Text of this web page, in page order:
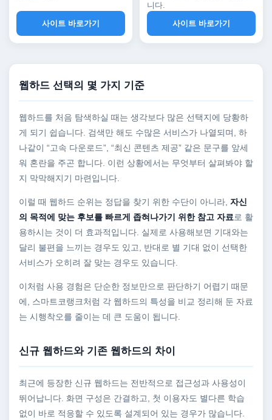
사이트 바로가기
니다.
사이트 바로가기
웹하드 선택의 몇 가지 기준
웹하드를 처음 탐색하실 때는 생각보다 많은 선택지에 당황하
게 되기 쉽습니다. 검색만 해도 수많은 서비스가 나열되며, 하
나같이 “고속 다운로드”, “최신 콘텐츠 제공” 같은 문구를 앞세
워 혼란을 주곤 합니다. 이런 상황에서는 무엇부터 살펴봐야 할
지 막막해지기 마련입니다.
이럴 때 웹하드 순위는 정답을 찾기 위한 수단이 아니라, 자신
의 목적에 맞는 후보를 빠르게 좁혀나가기 위한 참고 자료로 활
용하시는 것이 더 효과적입니다. 실제로 사용해보면 기대와는
달리 불편을 느끼는 경우도 있고, 반대로 별 기대 없이 선택한
서비스가 오히려 잘 맞는 경우도 있습니다.
이처럼 사용 경험은 단순한 정보만으로 판단하기 어렵기 때문
에, 스마트코랭크처럼 각 웹하드의 특성을 비교 정리해 둔 자료
는 시행착오를 줄이는 데 큰 도움이 됩니다.
신규 웹하드와 기존 웹하드의 차이
최근에 등장한 신규 웹하드는 전반적으로 접근성과 사용성이
뛰어납니다. 화면 구성은 간결하고, 첫 이용자도 별다른 학습
없이 바로 적응할 수 있도록 설계되어 있는 경우가 많습니다.